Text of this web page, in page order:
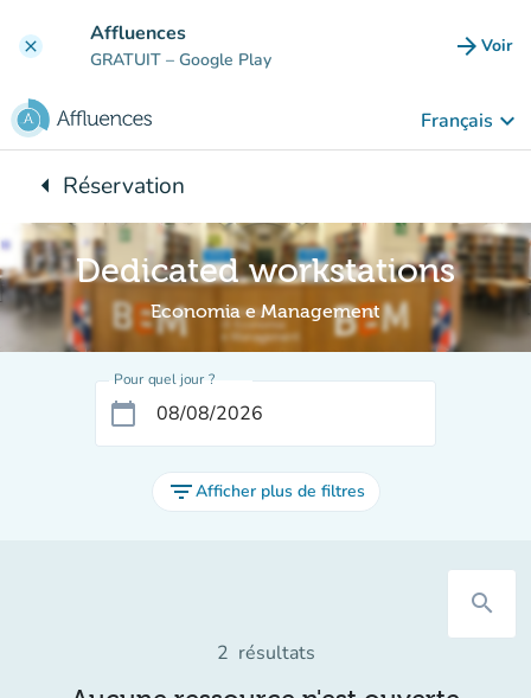
clear Affluences
GRATUIT – Google Play arrow_forward Voir
Français keyboard_arrow_down
arrow_leftRetour à :
Réservation
Dedicated workstations
Economia e Management
Pour quel jour ?
calendar_today
filter_listAfficher plus de filtres
search
2 résultats